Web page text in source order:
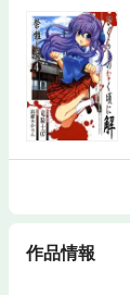
作品情報